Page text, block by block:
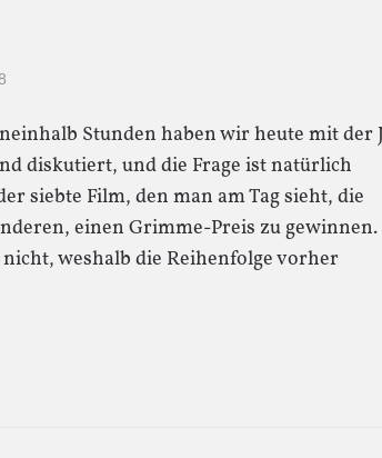
Stunden haben wir heute mit der
diskutiert, und die Frage ist natürlich
siebte Film, den man am Tag sieht, die
einen Grimme-Preis zu gewinnen.
weshalb die Reihenfolge vorher